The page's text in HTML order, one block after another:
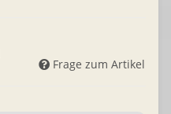
Frage zum Artikel